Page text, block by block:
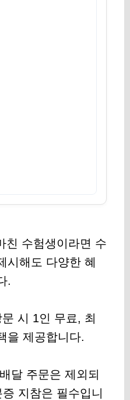
친 수험생이라면 수
시해도 다양한 혜
.
시 1인 무료, 최
을 제공합니다.
달 주문은 제외되
지참은 필수입니